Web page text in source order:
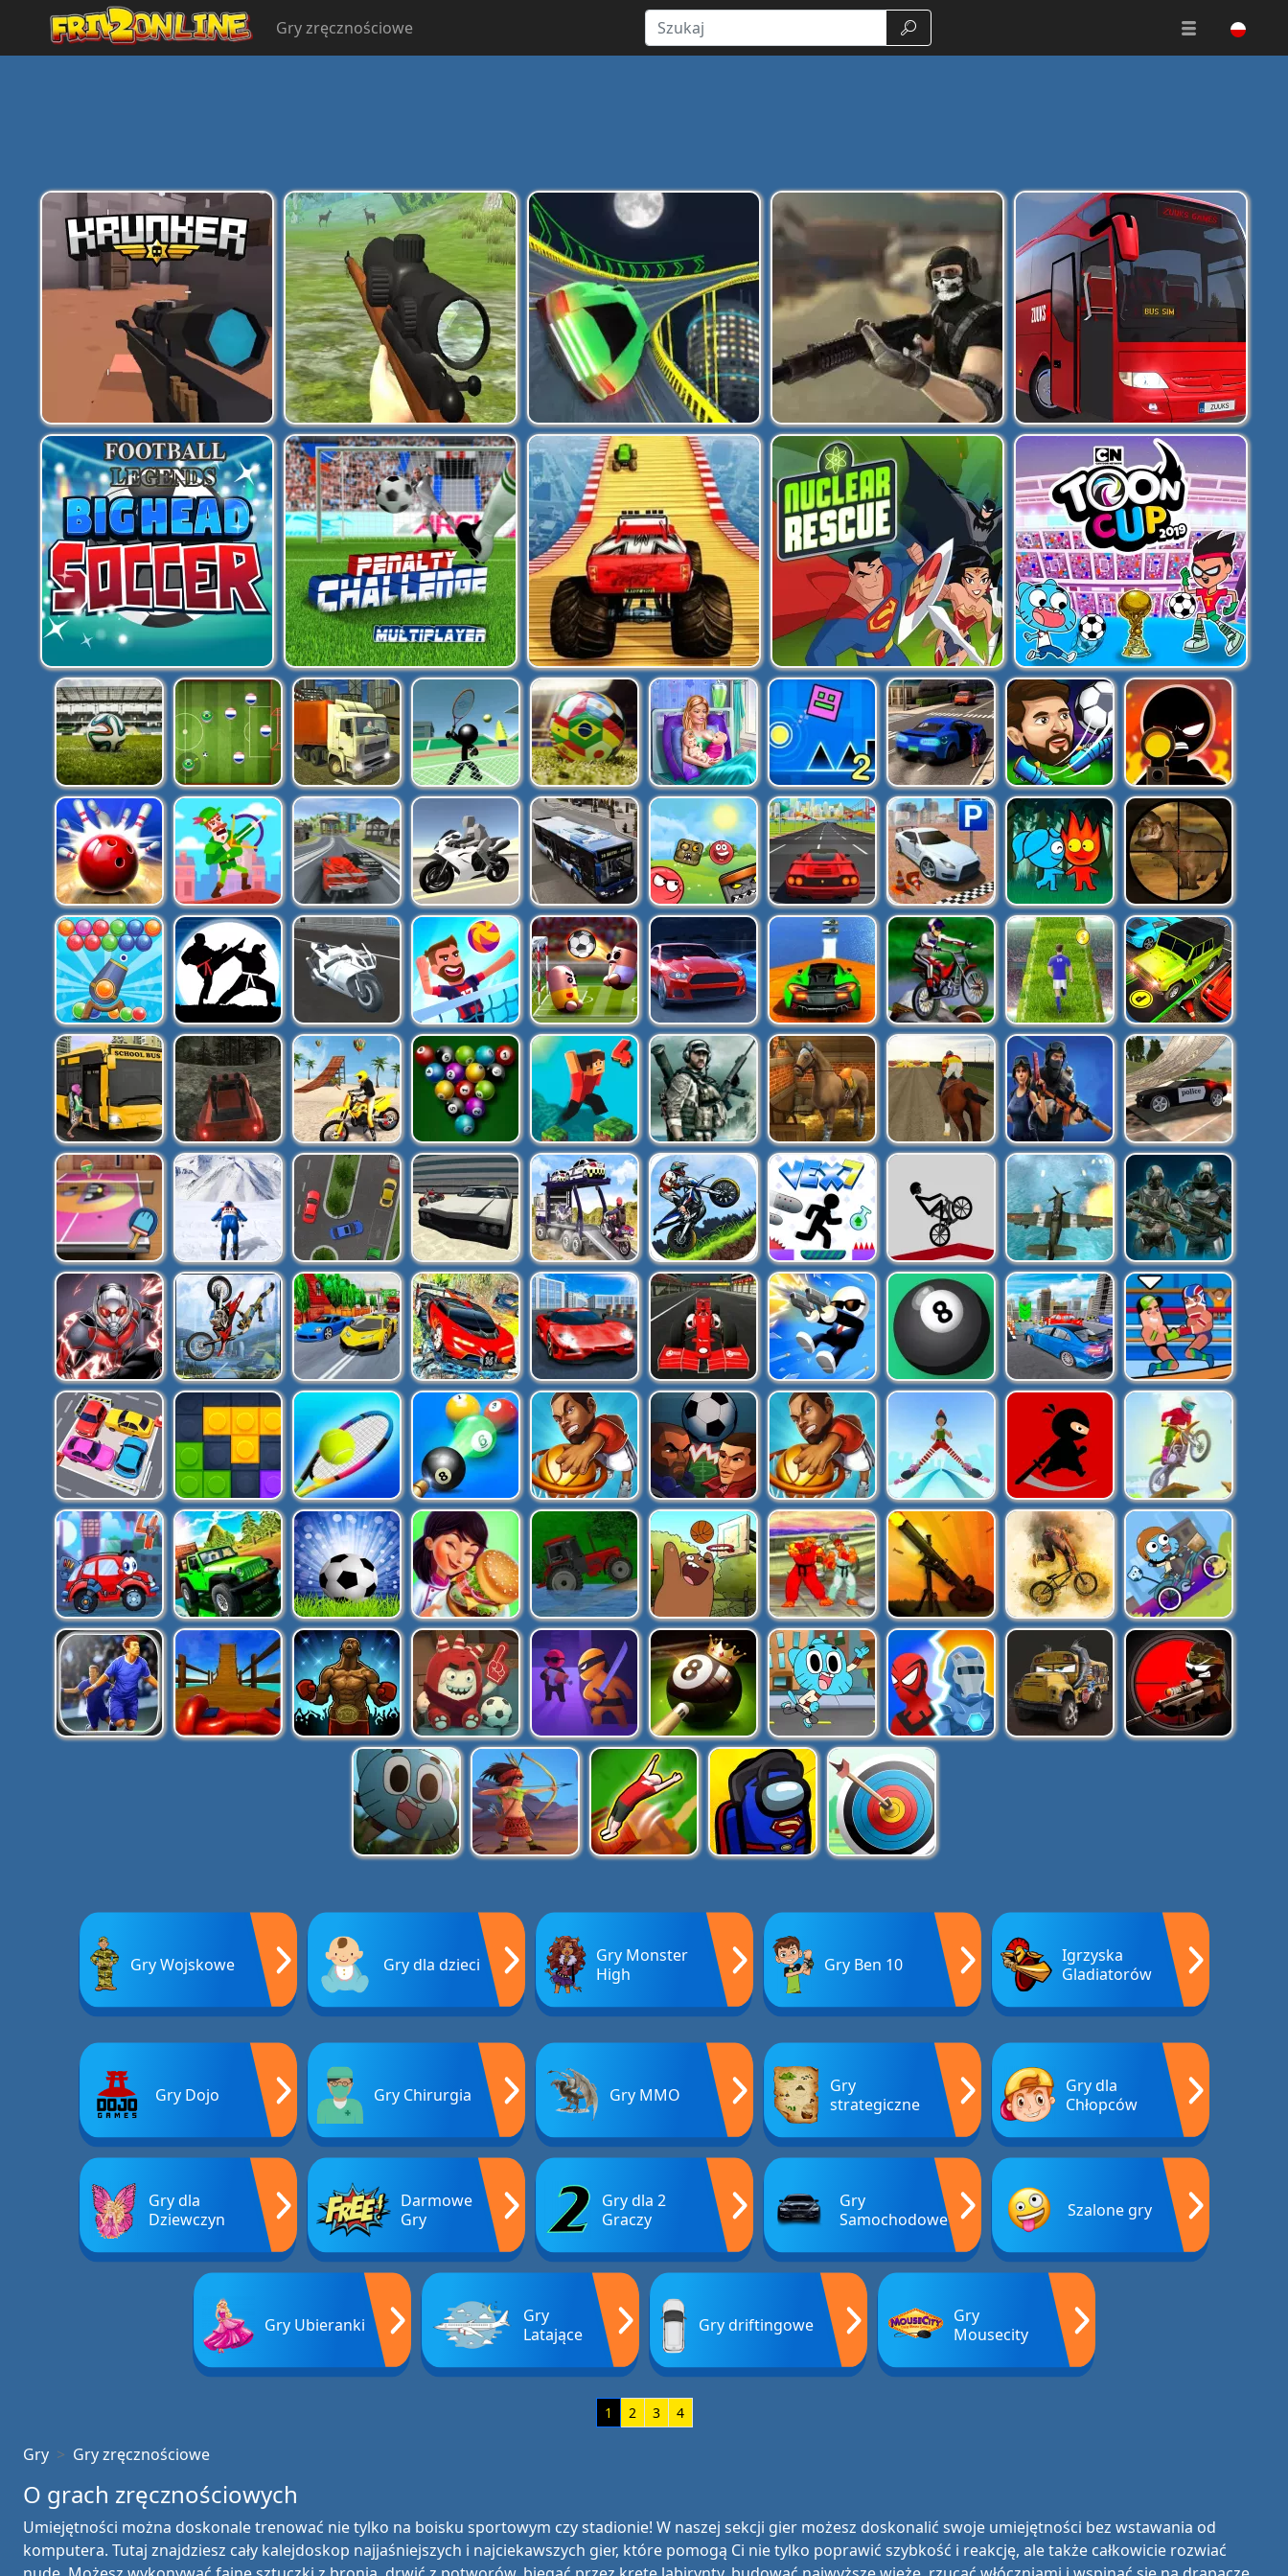
Gry zręcznościowe Szukaj
Gry Wojskowe Gry dla dzieci
Gry Monster
High
Gry Ben 10
Igrzyska
Gladiatorów
Gry Dojo Gry Chirurgia Gry MMO
Gry
strategiczne
Gry dla
Chłopców
Gry dla
Dziewczyn
Darmowe
Gry
Gry dla 2
Graczy
Gry
Samochodowe
Szalone gry
Gry Ubieranki
Gry
Latające
Gry driftingowe
Gry
Mousecity
1 2 3 4
Gry Gry zręcznościowe
O grach zręcznościowych
Umiejętności można doskonale trenować nie tylko na boisku sportowym czy stadionie! W naszej sekcji gier możesz doskonalić swoje umiejętności bez wstawania od
komputera. Tutaj znajdziesz cały kalejdoskop najjaśniejszych i najciekawszych gier, które pomogą Ci nie tylko poprawić szybkość i reakcję, ale także całkowicie rozwiać